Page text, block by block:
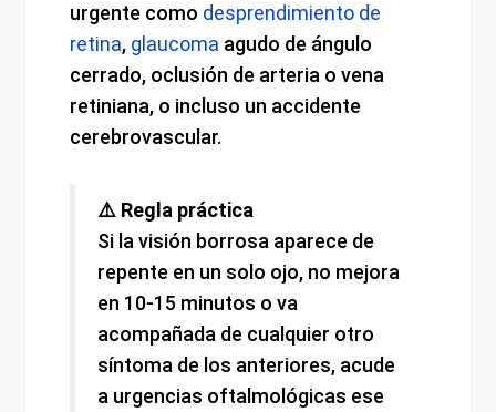
urgente como desprendimiento de
retina, glaucoma agudo de ángulo
cerrado, oclusión de arteria o vena
retiniana, o incluso un accidente
cerebrovascular.
⚠️ Regla práctica
Si la visión borrosa aparece de
repente en un solo ojo, no mejora
en 10-15 minutos o va
acompañada de cualquier otro
síntoma de los anteriores, acude
a urgencias oftalmológicas ese